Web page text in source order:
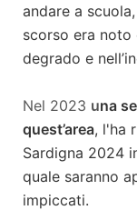
andare a
scorso era noto
degrado e
Nel 2023 una
quest’area, l'ha
Sardigna 2024
quale saranno
impiccati.